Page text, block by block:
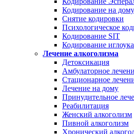
Кодирование на дому
Снятие кодировки
Психологическое
Кодирование SIT
Кодирование
Лечение алкоголизма
Детоксикация
Амбулаторное
Стационарное
Лечение на дому
Принудительное
Реабилитация
Женский алкоголизм
Пивной алкоголизм
Хронический